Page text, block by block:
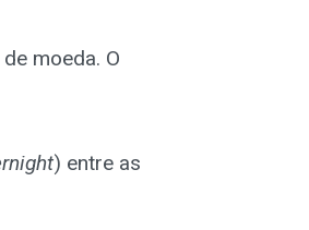
moeda. O
) entre as